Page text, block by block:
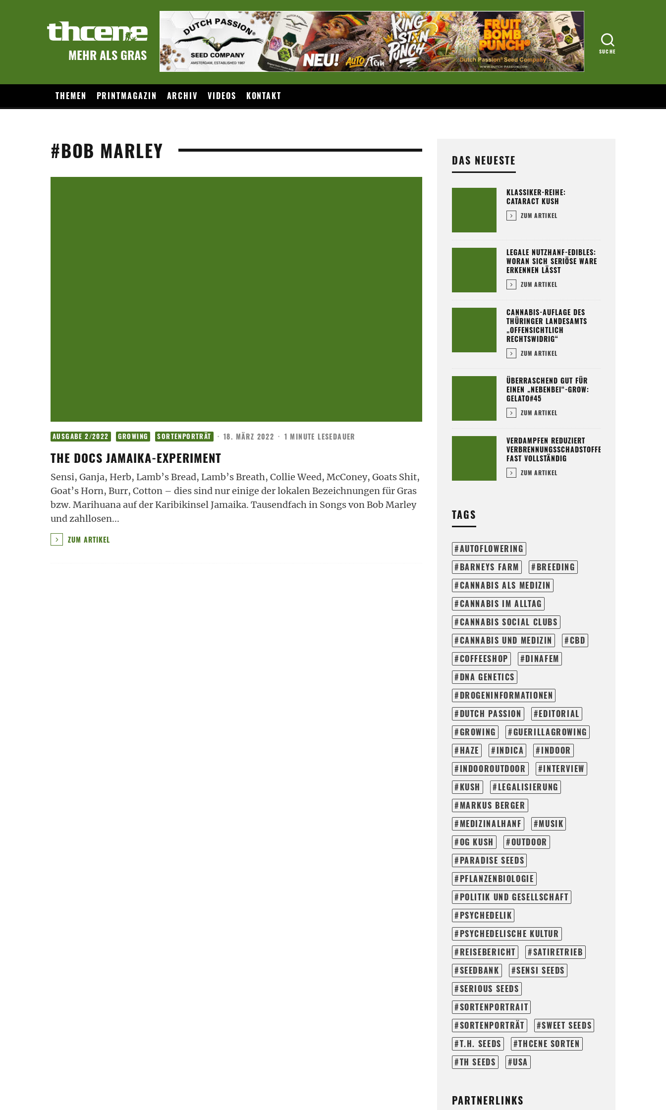
MEHR ALS GRAS
THEMEN PRINTMAGAZIN ARCHIV VIDEOS KONTAKT
#BOB MARLEY
AUSGABE 2/2022 GROWING SORTENPORTRÄT · 18. MÄRZ 2022 · 1 MINUTE LESEDAUER
THE DOCS JAMAIKA-EXPERIMENT
Sensi, Ganja, Herb, Lamb’s Bread, Lamb’s Breath, Collie Weed, McConey, Goats Shit,
Goat’s Horn, Burr, Cotton – dies sind nur einige der lokalen Bezeichnungen für Gras
bzw. Marihuana auf der Karibikinsel Jamaika. Tausendfach in Songs von Bob Marley
und zahllosen...
ZUM ARTIKEL
DAS NEUESTE
KLASSIKER-REIHE:
CATARACT KUSH
ZUM ARTIKEL
LEGALE NUTZHANF-EDIBLES:
WORAN SICH SERIÖSE WARE
ERKENNEN LÄSST
ZUM ARTIKEL
CANNABIS-AUFLAGE DES
THÜRINGER LANDESAMTS
„OFFENSICHTLICH
RECHTSWIDRIG“
ZUM ARTIKEL
ÜBERRASCHEND GUT FÜR
EINEN „NEBENBEI“-GROW:
GELATO#45
ZUM ARTIKEL
VERDAMPFEN REDUZIERT
VERBRENNUNGSSCHADSTOFFE
FAST VOLLSTÄNDIG
ZUM ARTIKEL
TAGS
AUTOFLOWERING
BARNEYS FARM
BREEDING
CANNABIS ALS MEDIZIN
CANNABIS IM ALLTAG
CANNABIS SOCIAL CLUBS
CANNABIS UND MEDIZIN
CBD
COFFEESHOP
DINAFEM
DNA GENETICS
DROGENINFORMATIONEN
DUTCH PASSION
EDITORIAL
GROWING
GUERILLAGROWING
HAZE
INDICA
INDOOR
INDOOROUTDOOR
INTERVIEW
KUSH
LEGALISIERUNG
MARKUS BERGER
MEDIZINALHANF
MUSIK
OG KUSH
OUTDOOR
PARADISE SEEDS
PFLANZENBIOLOGIE
POLITIK UND GESELLSCHAFT
PSYCHEDELIK
PSYCHEDELISCHE KULTUR
REISEBERICHT
SATIRETRIEB
SEEDBANK
SENSI SEEDS
SERIOUS SEEDS
SORTENPORTRAIT
SORTENPORTRÄT
SWEET SEEDS
T.H. SEEDS
THCENE SORTEN
TH SEEDS
USA
PARTNERLINKS